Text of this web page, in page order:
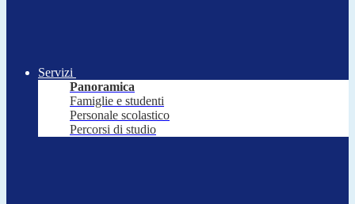
Servizi
Panoramica
Famiglie e studenti
Personale scolastico
Percorsi di studio